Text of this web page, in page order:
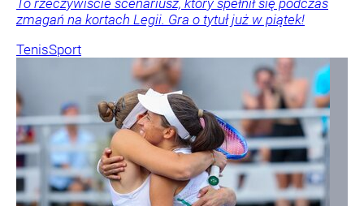
To rzeczywiście scenariusz, który spełnił się podczas
zmagań na kortach Legii. Gra o tytuł już w piątek!
TenisSport